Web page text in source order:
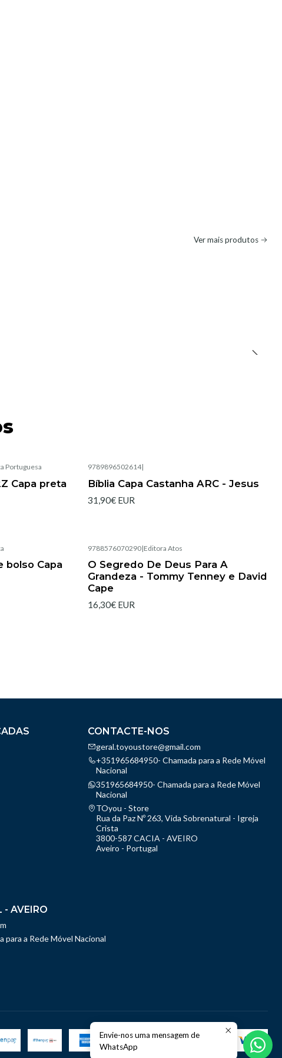
Ver mais produtos
Portuguesa
Capa preta
9789896502614|
Bíblia Capa Castanha ARC - Jesus
31,90€ EUR
bolso Capa
9788576070290|Editora Atos
O Segredo De Deus Para A
Grandeza - Tommy Tenney e David
Cape
16,30€ EUR
CONTACTE-NOS
geral.toyoustore@gmail.com
+351965684950- Chamada para a Rede Móvel
Nacional
351965684950- Chamada para a Rede Móvel
Nacional
TOyou - Store
Rua da Paz Nº 263, Vida Sobrenatural - Igreja
Crista
3800-587 CACIA - AVEIRO
Aveiro - Portugal
- AVEIRO
para a Rede Móvel Nacional
Envie-nos uma mensagem de
WhatsApp